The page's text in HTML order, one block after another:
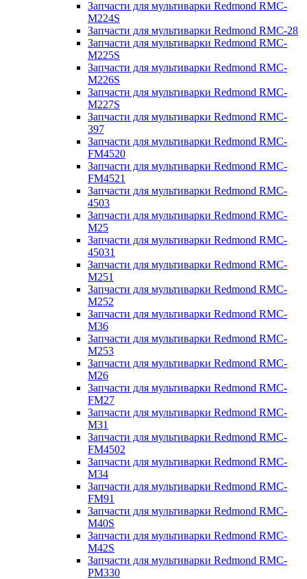
Запчасти для мультиварки Redmond RMC-
M224S
Запчасти для мультиварки Redmond RMC-28
Запчасти для мультиварки Redmond RMC-
M225S
Запчасти для мультиварки Redmond RMC-
M226S
Запчасти для мультиварки Redmond RMC-
M227S
Запчасти для мультиварки Redmond RMC-
397
Запчасти для мультиварки Redmond RMC-
FM4520
Запчасти для мультиварки Redmond RMC-
FM4521
Запчасти для мультиварки Redmond RMC-
4503
Запчасти для мультиварки Redmond RMC-
M25
Запчасти для мультиварки Redmond RMC-
45031
Запчасти для мультиварки Redmond RMC-
M251
Запчасти для мультиварки Redmond RMC-
M252
Запчасти для мультиварки Redmond RMC-
M36
Запчасти для мультиварки Redmond RMC-
M253
Запчасти для мультиварки Redmond RMC-
M26
Запчасти для мультиварки Redmond RMC-
FM27
Запчасти для мультиварки Redmond RMC-
M31
Запчасти для мультиварки Redmond RMC-
FM4502
Запчасти для мультиварки Redmond RMC-
M34
Запчасти для мультиварки Redmond RMC-
FM91
Запчасти для мультиварки Redmond RMC-
M40S
Запчасти для мультиварки Redmond RMC-
M42S
Запчасти для мультиварки Redmond RMC-
PM330